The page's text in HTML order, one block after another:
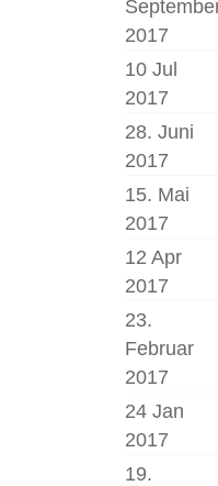
2017
10 Jul
2017
28. Juni
2017
15. Mai
2017
12 Apr
2017
23.
Februar
2017
24 Jan
2017
19.